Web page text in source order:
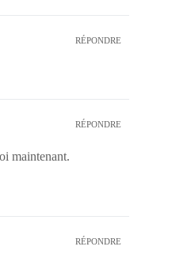
RÉPONDRE
RÉPONDRE
maintenant.
RÉPONDRE